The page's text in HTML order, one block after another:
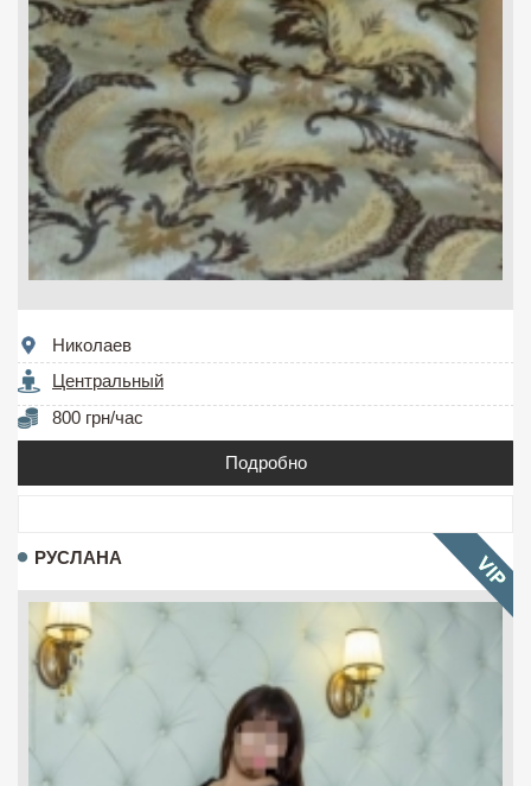
Николаев
Центральный
800 грн/час
Подробно
РУСЛАНА